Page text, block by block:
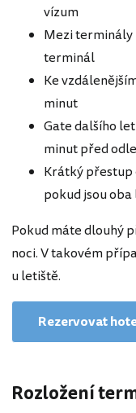
vízum
Mezi terminály
terminál
Ke
minut
Gate dalšího
minut před
Krátký přestup
pokud jsou
Pokud máte dlouhý
noci. V takovém
u letiště.
Rezervovat
Rozložení